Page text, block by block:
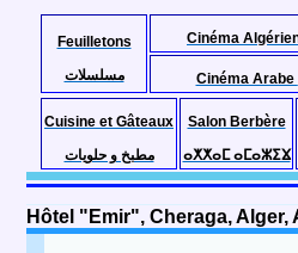
Feuilletons
مسلسلات
Cuisine et Gâteaux
مطبخ و حلويات
Salon Berbère
ⴰⵅⵅⴰⵎ ⴰⵎⴰⵣⵉⴴ